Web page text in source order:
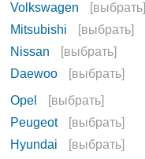
Volkswagen
[выбрать]
Mitsubishi
[выбрать]
Nissan
[выбрать]
Daewoo
[выбрать]
Opel
[выбрать]
Peugeot
[выбрать]
Hyundai
[выбрать]